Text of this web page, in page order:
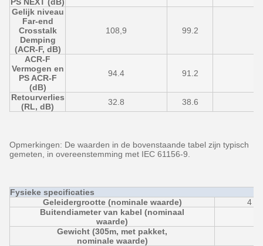
Gelijk niveau
Far-end
Crosstalk
Demping
(ACR-F, dB)
108,9 99.2
ACR-F
Vermogen en
PS ACR-F
(dB)
94.4 91.2
Retourverlies
(RL, dB)
32.8 38.6
Opmerkingen: De waarden in de bovenstaande tabel zijn typisch
gemeten, in overeenstemming met IEC 61156-9.
Fysieke specificaties
Geleidergrootte (nominale waarde)
4 ×
Buitendiameter van kabel (nominaal
waarde)
Gewicht (305m, met pakket,
nominale waarde)